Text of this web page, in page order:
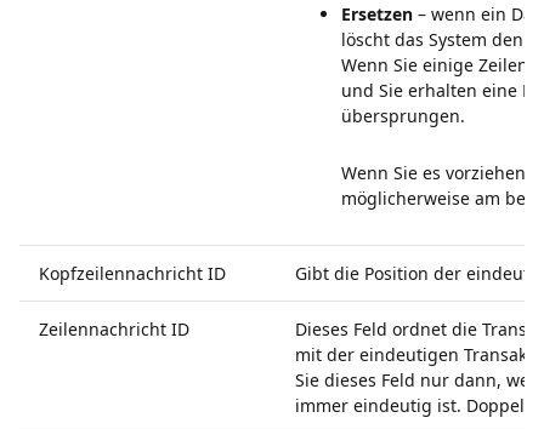
Ersetzen – wenn ein
löscht das System den
Wenn Sie einige Zeilen
und Sie erhalten eine
übersprungen.
Wenn Sie es vorziehen,
möglicherweise am
Kopfzeilennachricht ID Gibt die Position der
Zeilennachricht ID
Dieses Feld ordnet die
mit der eindeutigen
Sie dieses Feld nur dann,
immer eindeutig ist.